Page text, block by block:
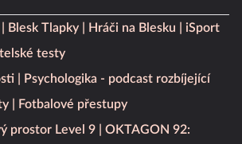
Blesk Tlapky Hráči na Blesku
iSport
testy
Psychologika - podcast rozbíjející
Fotbalové přestupy
prostor Level 9
OKTAGON 92: